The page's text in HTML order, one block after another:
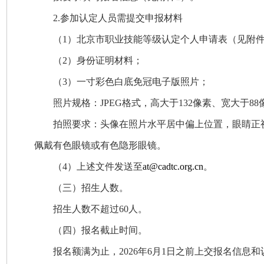
2.参加认定人员需提交申报材料
（1） 北京市职业技能等级认定个人申请表（见附
（2） 身份证明材料；
（3） 一寸彩色白底免冠电子版照片；
照片规格：JPEG格式，高大于132像素、宽大于
拍照要求：头像在照片水平居中偏上位置，眼睛
佩戴有色眼镜或有色隐形眼镜。
（4）上述文件发送至at@cadtc.org.cn。
（三） 招生人数。
招生人数不超过60人。
（四）报名截止时间。
报名额满为止，2026年6月1日之前上交报名信息